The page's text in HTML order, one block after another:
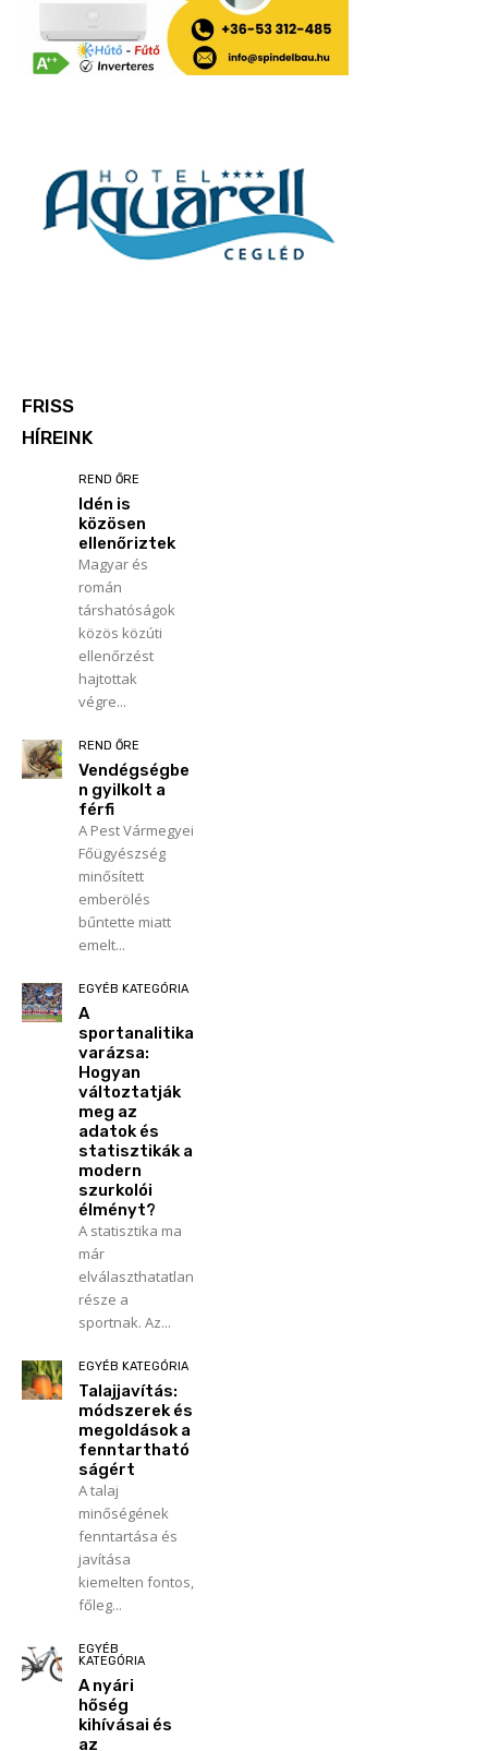
FRISS
HÍREINK
REND ŐRE
Idén is
közösen
ellenőriztek
Magyar és
román
társhatóságok
közös közúti
ellenőrzést
hajtottak
végre...
REND ŐRE
Vendégségbe
n gyilkolt a
férfi
A Pest Vármegyei
Főügyészség
minősített
emberölés
bűntette miatt
emelt...
EGYÉB KATEGÓRIA
A
sportanalitika
varázsa:
Hogyan
változtatják
meg az
adatok és
statisztikák a
modern
szurkolói
élményt?
A statisztika ma
már
elválaszthatatlan
része a
sportnak. Az...
EGYÉB KATEGÓRIA
Talajjavítás:
módszerek és
megoldások a
fenntartható
ságért
A talaj
minőségének
fenntartása és
javítása
kiemelten fontos,
főleg...
EGYÉB
KATEGÓRIA
A nyári
hőség
kihívásai és
az